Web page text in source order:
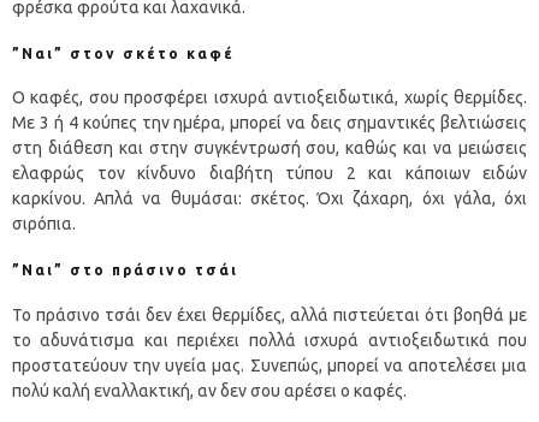
φρέσκα φρούτα και λαχανικά.
”Ναι” στον σκέτο καφέ
Ο καφές, σου προσφέρει ισχυρά αντιοξειδωτικά, χωρίς θερμίδες.
Με 3 ή 4 κούπες την ημέρα, μπορεί να δεις σημαντικές βελτιώσεις
στη διάθεση και στην συγκέντρωσή σου, καθώς και να μειώσεις
ελαφρώς τον κίνδυνο διαβήτη τύπου 2 και κάποιων ειδών
καρκίνου. Απλά να θυμάσαι: σκέτος. Όχι ζάχαρη, όχι γάλα, όχι
σιρόπια.
”Ναι” στο πράσινο τσάι
Το πράσινο τσάι δεν έχει θερμίδες, αλλά πιστεύεται ότι βοηθά με
το αδυνάτισμα και περιέχει πολλά ισχυρά αντιοξειδωτικά που
προστατεύουν την υγεία μας. Συνεπώς, μπορεί να αποτελέσει μια
πολύ καλή εναλλακτική, αν δεν σου αρέσει ο καφές.